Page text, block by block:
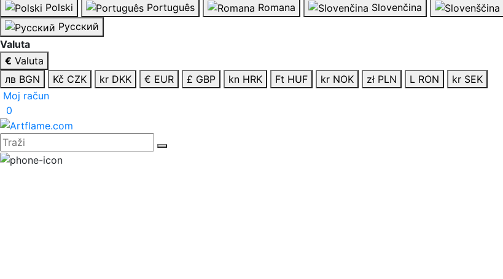
Polski
Português Romana Slovenčina
Русский
Valuta
€ Valuta
лв BGN
Kč CZK kr DKK € EUR £ GBP kn HRK Ft HUF kr NOK zł PLN L RON
kr SEK
Moj račun
0